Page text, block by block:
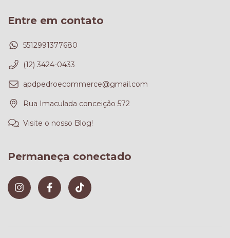
Entre em contato
5512991377680
(12) 3424-0433
apdpedroecommerce@gmail.com
Rua Imaculada conceição 572
Visite o nosso Blog!
Permaneça conectado